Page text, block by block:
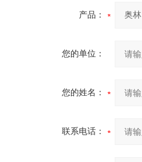
产品：
您的单位：
您的姓名：
联系电话：